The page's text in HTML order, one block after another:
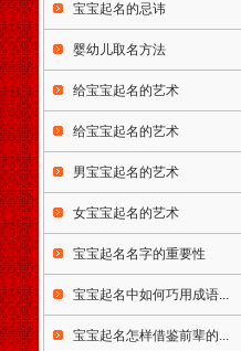
门市敦煌市庆阳市定西市陇南
市临夏市合作市夏河县嘉峪关
木市宁夏回族自治区银川市灵
武市吴忠市固原市中卫市石嘴
山市青铜峡市新疆维吾尔自治
区哈密市和田市喀什市昌吉市
阜康市米泉市博乐市伊宁市奎
屯市塔城市乌苏市石河子市阿
拉尔市五家渠市吐鲁番市阿克
市乌鲁木齐市克拉玛依市图木
舒克市香港特别行政区中西区
东区观塘区南区湾仔区离岛区
葵青区北区西贡区沙田区屯门
宝宝起名的忌讳
婴幼儿取名方法
给宝宝起名的艺术
给宝宝起名的艺术
男宝宝起名的艺术
女宝宝起名的艺术
宝宝起名名字的重要性
宝宝起名中如何巧用成语...
宝宝起名怎样借鉴前辈的...